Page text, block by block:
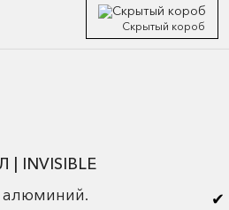
Скрытый короб
INVISIBLE
алюминий.